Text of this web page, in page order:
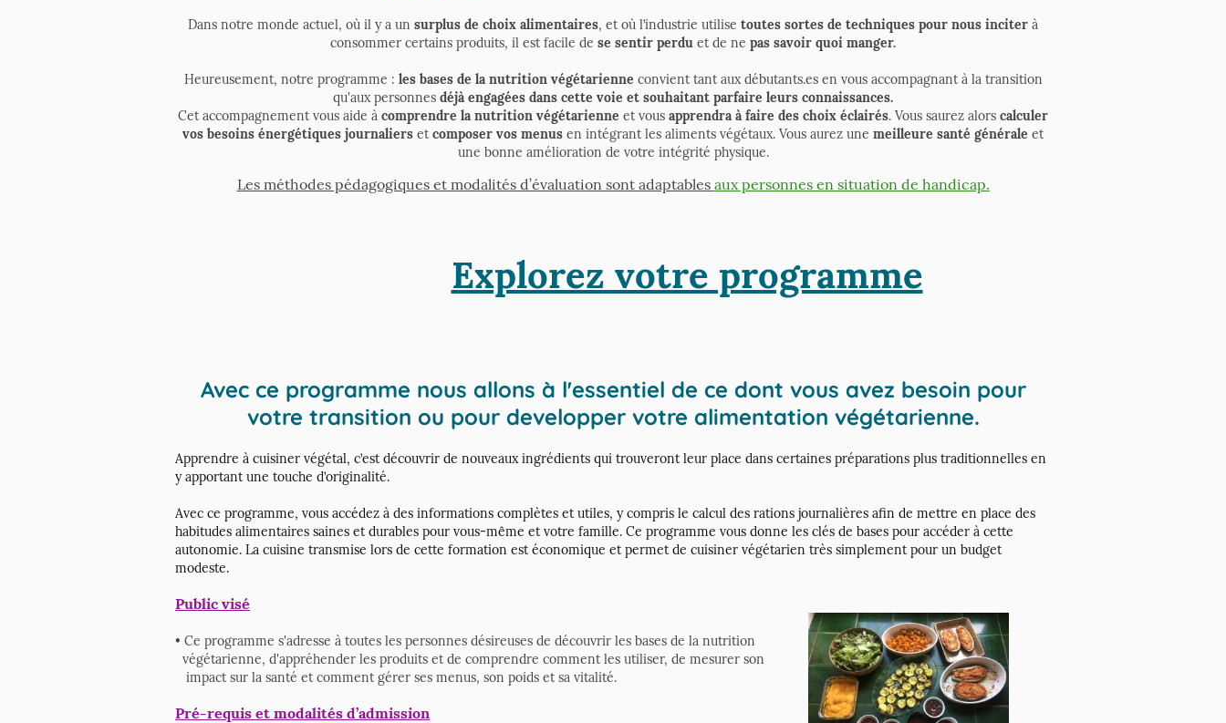
Dans notre monde actuel, où il y a un surplus de choix alimentaires, et où l’industrie utilise toutes sortes de techniques pour nous inciter à
consommer certains produits, il est facile de se sentir perdu et de ne pas savoir quoi manger.
Heureusement, notre programme : les bases de la nutrition végétarienne convient tant aux débutants.es en vous accompagnant à la transition
qu'aux personnes déjà engagées dans cette voie et souhaitant parfaire leurs connaissances.
Cet accompagnement vous aide à comprendre la nutrition végétarienne et vous apprendra à faire des choix éclairés. Vous saurez alors calculer
vos besoins énergétiques journaliers etcomposer vos menus en intégrant les aliments végétaux. Vous aurez une meilleure santé générale et
une bonne amélioration de votre intégrité physique.
Les méthodes pédagogiques et modalités d’évaluation sont adaptables aux personnes en situation de handicap.
Explorez votre programme
Avec ce programme nous allons à l'essentiel de ce dont vous avez besoin pour
votre transition ou pour developper votre alimentation végétarienne.
Apprendre à cuisiner végétal, c’est découvrir de nouveaux ingrédients qui trouveront leur place dans certaines préparations plus traditionnelles en
y apportant une touche d’originalité.
Avec ce programme, vous accédez à des informations complètes et utiles, y compris le calcul des rations journalières afin de mettre en place des
habitudes alimentaires saines et durables pour vous-même et votre famille. Ce programme vous donne les clés de bases pour accéder à cette
autonomie. La cuisine transmise lors de cette formation est économique et permet de cuisiner végétarien très simplement pour un budget
modeste.
Public visé
• Ce programme s'adresse à toutes les personnes désireuses de découvrir les bases de la nutrition
végétarienne, d'appréhender les produits et de comprendre comment les utiliser, de mesurer son
impact sur la santé et comment gérer ses menus, son poids et sa vitalité.
Pré-requis et modalités d’admission